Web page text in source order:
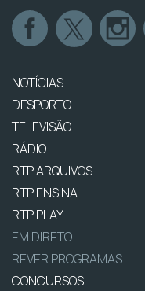
NOTÍCIAS
DESPORTO
TELEVISÃO
RÁDIO
RTP ARQUIVOS
RTP ENSINA
RTP PLAY
EM DIRETO
REVER PROGRAMAS
CONCURSOS